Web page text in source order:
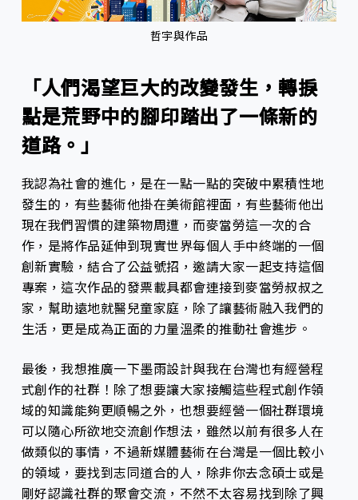
哲宇與作品
「人們渴望巨大的改變發生，轉捩
點是荒野中的腳印踏出了一條新的
道路。」
我認為社會的進化，是在一點一點的突破中累積性地
發生的，有些藝術他掛在美術館裡面，有些藝術他出
現在我們習慣的建築物周遭，而麥當勞這一次的合
作，是將作品延伸到現實世界每個人手中終端的一個
創新實驗，結合了公益號招，邀請大家一起支持這個
專案，這次作品的發票載具都會連接到麥當勞叔叔之
家，幫助遠地就醫兒童家庭，除了讓藝術融入我們的
生活，更是成為正面的力量溫柔的推動社會進步。
最後，我想推廣一下墨雨設計與我在台灣也有經營程
式創作的社群！除了想要讓大家接觸這些程式創作領
域的知識能夠更順暢之外，也想要經營一個社群環境
可以隨心所欲地交流創作想法，雖然以前有很多人在
做類似的事情，不過新媒體藝術在台灣是一個比較小
的領域，要找到志同道合的人，除非你去念碩士或是
剛好認識社群的聚會交流，不然不太容易找到除了興